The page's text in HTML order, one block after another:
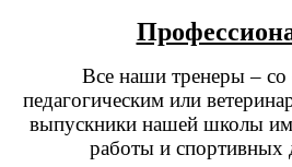
Все наши тренеры – со
педагогическим или
выпускники нашей школы
работы и спортивных